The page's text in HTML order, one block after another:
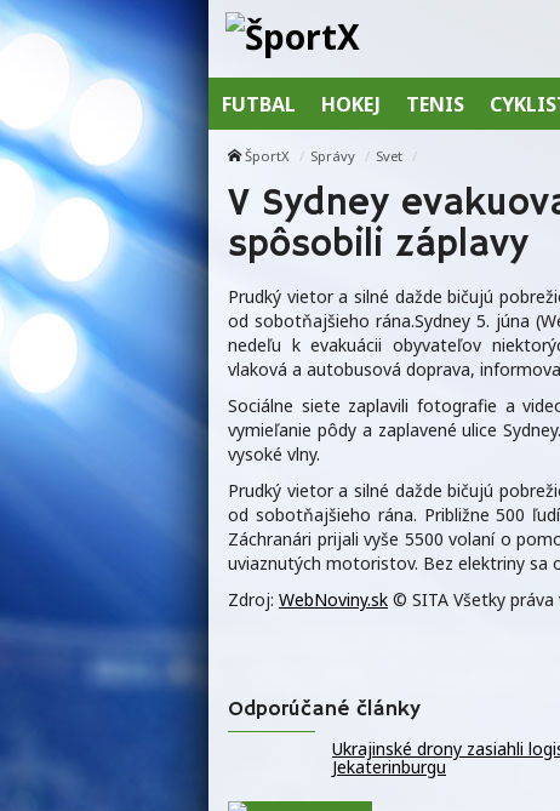
FUTBAL HOKEJ TENIS
ŠportX Správy Svet
V Sydney
spôsobili záplavy
Prudký vietor a silné dažde bičujú
od sobotňajšieho rána.Sydney 5. júna
nedeľu k evakuácii obyvateľov
vlaková a autobusová doprava,
Sociálne siete zaplavili fotografie a
vymieľanie pôdy a zaplavené ulice
vysoké vlny.
Prudký vietor a silné dažde bičujú
od sobotňajšieho rána. Približne 500
Záchranári prijali vyše 5500 volaní o
uviaznutých motoristov. Bez elektriny sa
Zdroj: WebNoviny.sk © SITA Všetky práva
Odporúčané články
Ukrajinské drony zasiahli
Jekaterinburgu